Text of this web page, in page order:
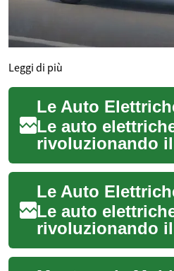
Leggi di più
Le auto
rivoluzionando
automobilistico,
soluzione
innovativa al...
Le auto
rivoluzionando
automobilistico,
soluzione eco-